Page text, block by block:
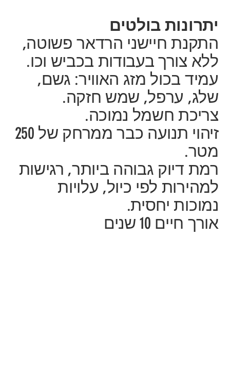
יתרונות בולטים
התקנת חיישני הרדאר פשוטה,
ללא צורך בעבודות בכביש וכו.
עמיד בכול מזג האוויר: גשם,
שלג, ערפל, שמש חזקה.
צריכת חשמל נמוכה.
זיהוי תנועה כבר ממרחק של 250
מטר.
רמת דיוק גבוהה ביותר, רגישות
למהירות לפי כיול, עלויות
נמוכות יחסית.
אורך חיים 10 שנים